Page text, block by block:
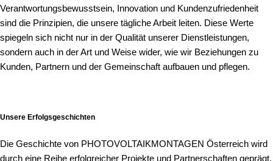
Verantwortungsbewusstsein, Innovation und Kundenzufriedenheit
sind die Prinzipien, die unsere tägliche Arbeit leiten. Diese Werte
spiegeln sich nicht nur in der Qualität unserer Dienstleistungen,
sondern auch in der Art und Weise wider, wie wir Beziehungen zu
Kunden, Partnern und der Gemeinschaft aufbauen und pflegen.
Unsere Erfolgsgeschichten
Die Geschichte von PHOTOVOLTAIKMONTAGEN Österreich wird
durch eine Reihe erfolgreicher Projekte und Partnerschaften geprägt.